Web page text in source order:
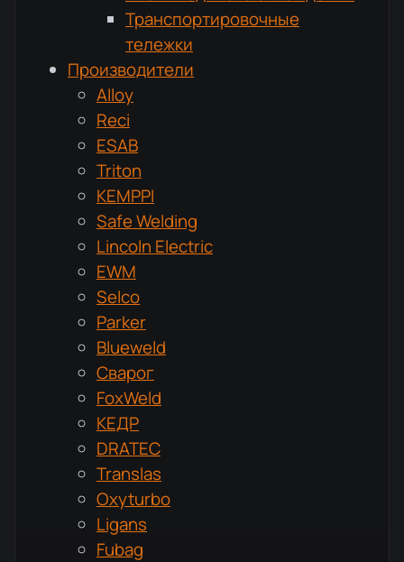
Транспортировочные
тележки
Производители
Alloy
Reci
ESAB
Triton
KEMPPI
Safe Welding
Lincoln Electric
EWM
Selco
Parker
Blueweld
Сварог
FoxWeld
КЕДР
DRATEC
Translas
Oxyturbo
Ligans
Fubag